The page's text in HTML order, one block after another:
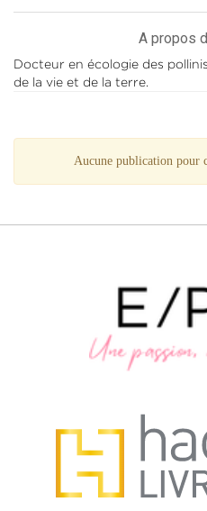
A propos
Docteur en écologie des
de la vie et de la terre.
Aucune publication pour